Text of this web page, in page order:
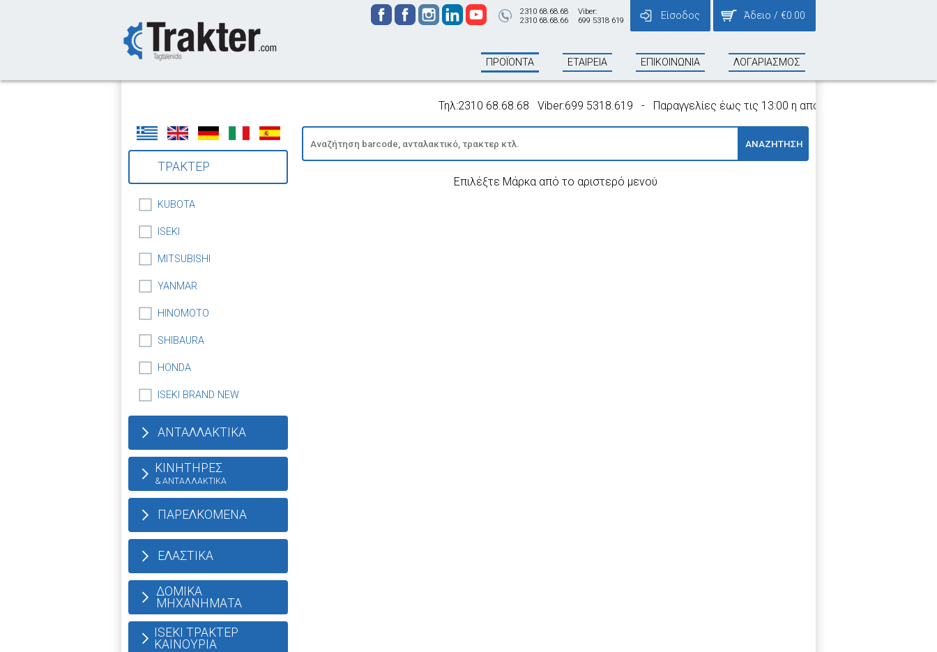
2310 68.68.68
2310 68.68.66
Viber:
699 5318 619
Είσοδος Άδειο / €0.00
ΠΡΟΪΟΝΤΑ ΕΤΑΙΡΕΙΑ ΕΠΙΚΟΙΝΩΝΙΑ ΛΟΓΑΡΙΑΣΜΟΣ
Τηλ:2310 68.68.68 Viber:699 5318.619 - Παραγγελίες έως τις 13:00 η αποστολή τους γίνεται την
ΤΡΑΚΤΕΡ
KUBOTA
ISEKI
MITSUBISHI
YANMAR
HINOMOTO
SHIBAURA
HONDA
ISEKI BRAND NEW
ΑΝΤΑΛΛΑΚΤΙΚΑ
ΚΙΝΗΤΗΡΕΣ
& ΑΝΤΑΛΛΑΚΤΙΚΑ
ΠΑΡΕΛΚΟΜΕΝΑ
ΕΛΑΣΤΙΚΑ
ΔΟΜΙΚΑ
ΜΗΧΑΝΗΜΑΤΑ
ISEKI ΤΡΑΚΤΕΡ
ΚΑΙΝΟΥΡΙΑ
ΑΝΑΖΗΤΗΣΗ
Επιλέξτε Μάρκα από το αριστερό μενού